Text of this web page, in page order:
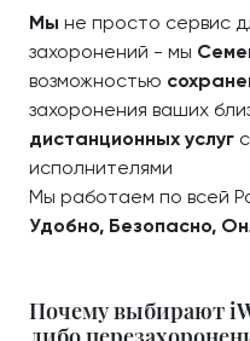
Мы не просто сервис
захоронений - мы
возможностью
захоронения ваших
дистанционных услуг
исполнителями
Мы работаем по всей
Удобно, Безопасно,
Почему выбирают